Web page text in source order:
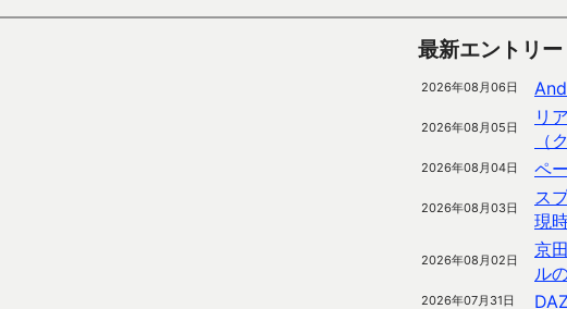
最新エントリー
2026年08月06日
2026年08月05日
リ
（
2026年08月04日 ペ
2026年08月03日
ス
現
2026年08月02日
京
ル
2026年07月31日